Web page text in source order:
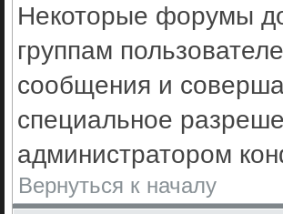
Некоторые форумы
группам
сообщения и
специальное
администратором
Вернуться к началу